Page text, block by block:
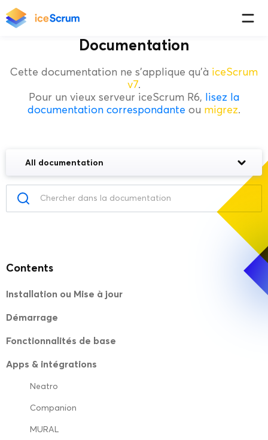
Documentation
Cette documentation ne s'applique qu'à iceScrum
v7.
Pour un vieux serveur iceScrum R6, lisez la
documentation correspondante ou migrez.
All documentation
Contents
Installation ou Mise à jour
Démarrage
Fonctionnalités de base
Apps & intégrations
Neatro
Companion
MURAL